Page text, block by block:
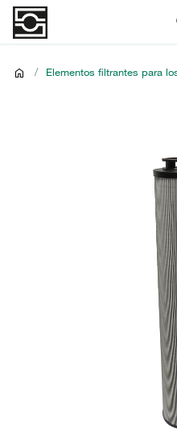
/ Elementos filtrantes para